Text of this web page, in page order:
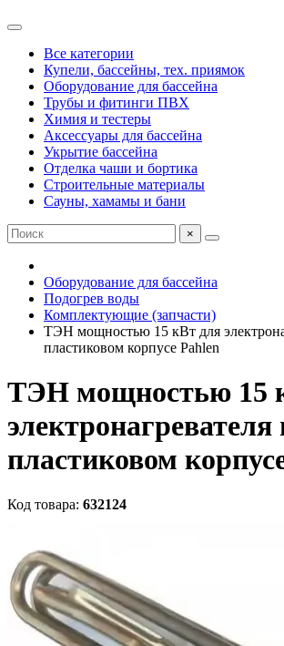
Все категории
Купели, бассейны, тех. приямок
Оборудование для бассейна
Трубы и фитинги ПВХ
Химия и тестеры
Аксессуары для бассейна
Укрытие бассейна
Отделка чаши и бортика
Строительные материалы
Сауны, хамамы и бани
×
Оборудование для бассейна
Подогрев воды
Комплектующие (запчасти)
ТЭН мощностью 15 кВт для
пластиковом корпусе Pahlen
ТЭН мощностью 15
электронагревателя
пластиковом
Код товара: 632124